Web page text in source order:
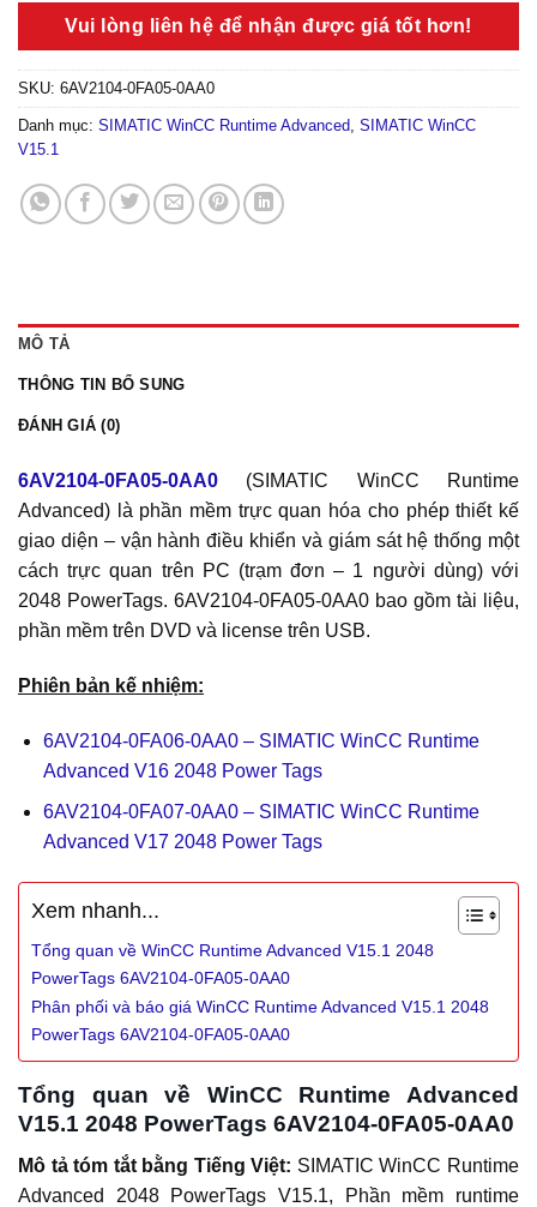
Vui lòng liên hệ để nhận được giá tốt hơn!
SKU: 6AV2104-0FA05-0AA0
Danh mục: SIMATIC WinCC Runtime Advanced SIMATIC WinCC
V15.1
MÔ TẢ
THÔNG TIN BỔ SUNG
ĐÁNH GIÁ (0)
6AV2104-0FA05-0AA0 (SIMATIC WinCC Runtime
Advanced) là phần mềm trực quan hóa cho phép thiết kế
giao diện – vận hành điều khiển và giám sát hệ thống một
cách trực quan trên PC (trạm đơn – 1 người dùng) với
2048 PowerTags. 6AV2104-0FA05-0AA0 bao gồm tài liệu,
phần mềm trên DVD và license trên USB.
Phiên bản kế nhiệm:
6AV2104-0FA06-0AA0 – SIMATIC WinCC Runtime
Advanced V16 2048 Power Tags
6AV2104-0FA07-0AA0 – SIMATIC WinCC Runtime
Advanced V17 2048 Power Tags
Xem nhanh...
Tổng quan về WinCC Runtime Advanced V15.1 2048
PowerTags 6AV2104-0FA05-0AA0
Phân phối và báo giá WinCC Runtime Advanced V15.1 2048
PowerTags 6AV2104-0FA05-0AA0
Tổng quan về WinCC Runtime Advanced
V15.1 2048 PowerTags 6AV2104-0FA05-0AA0
Mô tả tóm tắt bằng Tiếng Việt: SIMATIC WinCC Runtime
Advanced 2048 PowerTags V15.1, Phần mềm runtime